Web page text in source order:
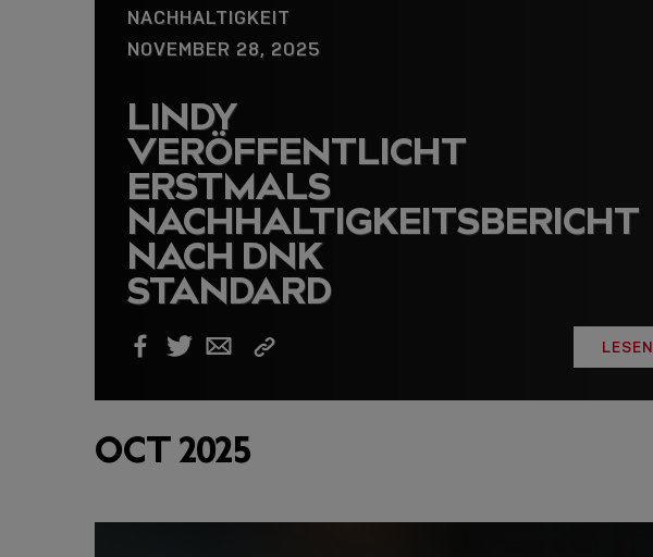
NACHHALTIGKEIT
NOVEMBER 28, 2025
LINDY
VERÖFFENTLICHT
ERSTMALS
NACHHALTIGKEITSBERICHT
NACH DNK
STANDARD
LESEN
Facebook
TwitterEmailLink
OCT 2025